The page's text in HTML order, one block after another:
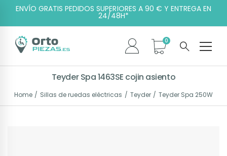
ENVÍO GRATIS PEDIDOS SUPERIORES A 90 € Y ENTREGA EN
24/48H*
Teyder Spa 1463SE cojin asiento
Home Sillas de ruedas eléctricas Teyder Teyder Spa 250W